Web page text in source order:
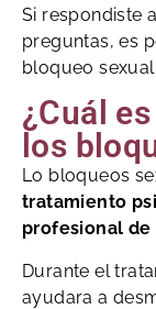
Si respondiste
preguntas, es
bloqueo sexual.
¿Cuál
los
Lo bloqueos
tratamiento
profesional de
Durante el
ayudara a